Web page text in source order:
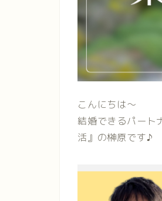
こんにちは〜
結婚できるパート
活』の榊原です♪